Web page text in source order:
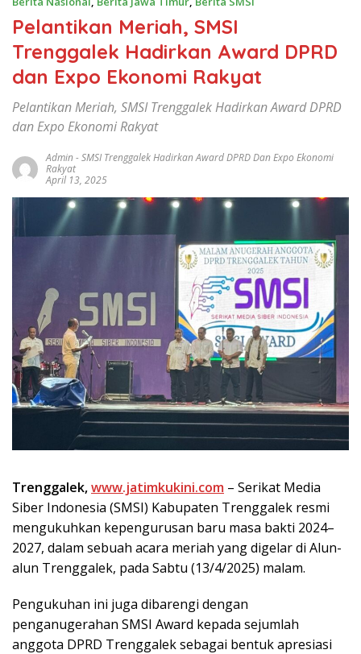
Pelantikan Meriah, SMSI
Trenggalek Hadirkan Award DPRD
dan Expo Ekonomi Rakyat
Pelantikan Meriah, SMSI Trenggalek Hadirkan Award DPRD
dan Expo Ekonomi Rakyat
Admin-SMSI Trenggalek Hadirkan Award DPRD Dan Expo Ekonomi
Rakyat
April 13, 2025
Trenggalek,www.jatimkukini.com – Serikat Media
Siber Indonesia (SMSI) Kabupaten Trenggalek resmi
mengukuhkan kepengurusan baru masa bakti 2024–
2027, dalam sebuah acara meriah yang digelar di Alun-
alun Trenggalek, pada Sabtu (13/4/2025) malam.
Pengukuhan ini juga dibarengi dengan
penganugerahan SMSI Award kepada sejumlah
anggota DPRD Trenggalek sebagai bentuk apresiasi